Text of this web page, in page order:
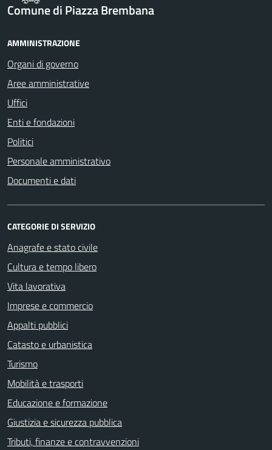
Comune di Piazza Brembana
AMMINISTRAZIONE
Organi di governo
Aree amministrative
Uffici
Enti e fondazioni
Politici
Personale amministrativo
Documenti e dati
CATEGORIE DI SERVIZIO
Anagrafe e stato civile
Cultura e tempo libero
Vita lavorativa
Imprese e commercio
Appalti pubblici
Catasto e urbanistica
Turismo
Mobilità e trasporti
Educazione e formazione
Giustizia e sicurezza pubblica
Tributi, finanze e contravvenzioni